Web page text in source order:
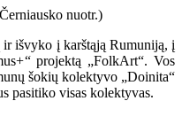
išvyko į karštąją Rumuniją, į
projektą „FolkArt“. Vos
šokių kolektyvo „Doinita“
pasitiko visas kolektyvas.